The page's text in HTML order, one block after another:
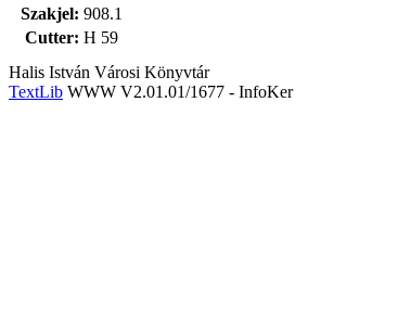
Szakjel: 908.1
Cutter: H 59
Halis István Városi Könyvtár
TextLib WWW V2.01.01/1677 - InfoKer